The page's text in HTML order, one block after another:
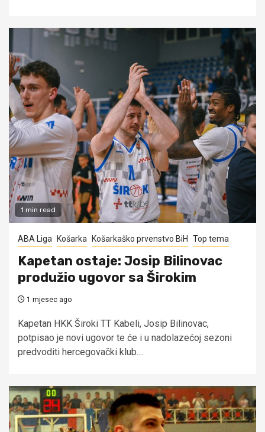
1 min read
ABA Liga Košarka Košarkaško prvenstvo BiH Top tema
Kapetan ostaje: Josip Bilinovac
produžio ugovor sa Širokim
1 mjesec ago
Kapetan HKK Široki TT Kabeli, Josip Bilinovac,
potpisao je novi ugovor te će i u nadolazećoj sezoni
predvoditi hercegovački klub....